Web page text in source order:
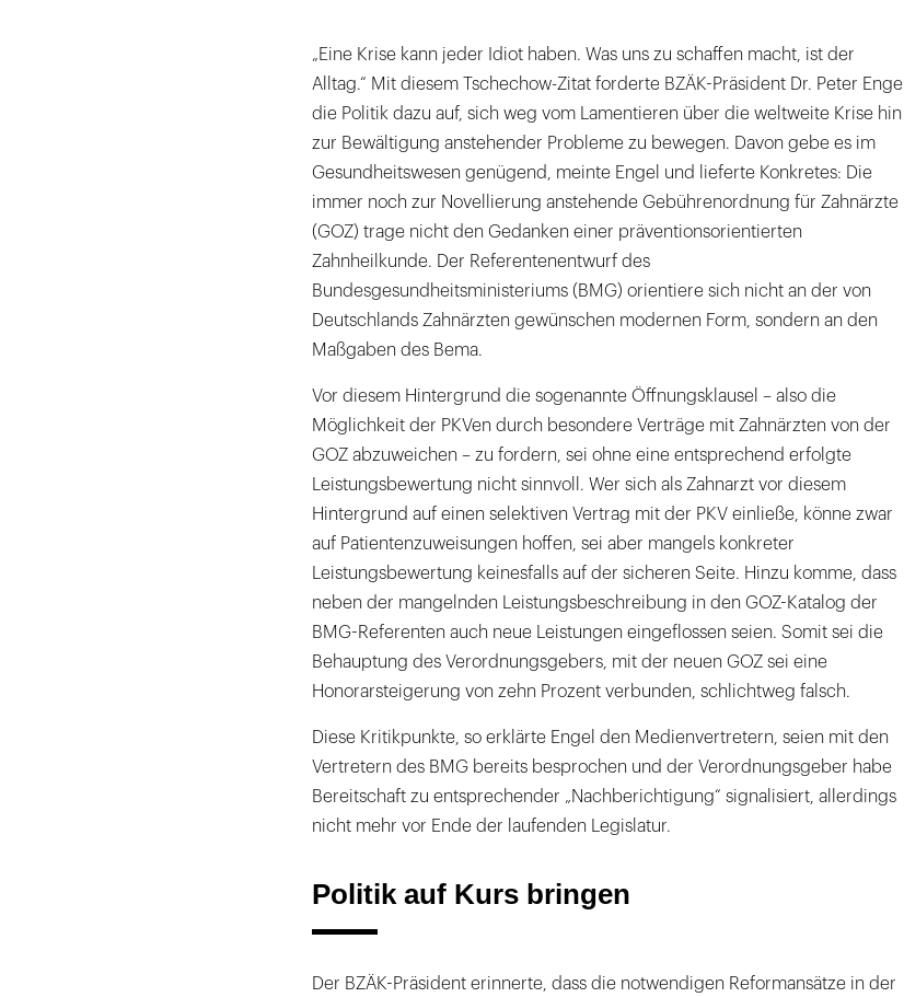
„Eine Krise kann jeder Idiot haben. Was uns zu schaffen macht, ist der
Alltag.“ Mit diesem Tschechow-Zitat forderte BZÄK-Präsident Dr. Peter Engel
die Politik dazu auf, sich weg vom Lamentieren über die weltweite Krise hin
zur Bewältigung anstehender Probleme zu bewegen. Davon gebe es im
Gesundheitswesen genügend, meinte Engel und lieferte Konkretes: Die
immer noch zur Novellierung anstehende Gebührenordnung für Zahnärzte
(GOZ) trage nicht den Gedanken einer präventionsorientierten
Zahnheilkunde. Der Referentenentwurf des
Bundesgesundheitsministeriums (BMG) orientiere sich nicht an der von
Deutschlands Zahnärzten gewünschen modernen Form, sondern an den
Maßgaben des Bema.
Vor diesem Hintergrund die sogenannte Öffnungsklausel – also die
Möglichkeit der PKVen durch besondere Verträge mit Zahnärzten von der
GOZ abzuweichen – zu fordern, sei ohne eine entsprechend erfolgte
Leistungsbewertung nicht sinnvoll. Wer sich als Zahnarzt vor diesem
Hintergrund auf einen selektiven Vertrag mit der PKV einließe, könne zwar
auf Patientenzuweisungen hoffen, sei aber mangels konkreter
Leistungsbewertung keinesfalls auf der sicheren Seite. Hinzu komme, dass
neben der mangelnden Leistungsbeschreibung in den GOZ-Katalog der
BMG-Referenten auch neue Leistungen eingeflossen seien. Somit sei die
Behauptung des Verordnungsgebers, mit der neuen GOZ sei eine
Honorarsteigerung von zehn Prozent verbunden, schlichtweg falsch.
Diese Kritikpunkte, so erklärte Engel den Medienvertretern, seien mit den
Vertretern des BMG bereits besprochen und der Verordnungsgeber habe
Bereitschaft zu entsprechender „Nachberichtigung“ signalisiert, allerdings
nicht mehr vor Ende der laufenden Legislatur.
Politik auf Kurs bringen
Der BZÄK-Präsident erinnerte, dass die notwendigen Reformansätze in der